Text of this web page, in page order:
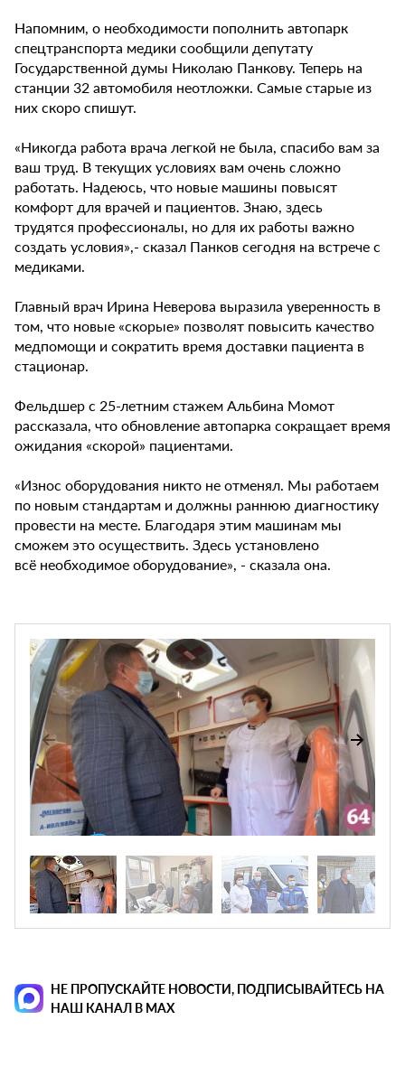
Напомним, о необходимости пополнить автопарк
спецтранспорта медики сообщили депутату
Государственной думы Николаю Панкову. Теперь на
станции 32 автомобиля неотложки. Самые старые из
них скоро спишут.
«Никогда работа врача легкой не была, спасибо вам за
ваш труд. В текущих условиях вам очень сложно
работать. Надеюсь, что новые машины повысят
комфорт для врачей и пациентов. Знаю, здесь
трудятся профессионалы, но для их работы важно
создать условия»,- сказал Панков сегодня на встрече с
медиками.
Главный врач Ирина Неверова выразила уверенность в
том, что новые «скорые» позволят повысить качество
медпомощи и сократить время доставки пациента в
стационар.
Фельдшер с 25-летним стажем Альбина Момот
рассказала, что обновление автопарка сокращает время
ожидания «скорой» пациентами.
«Износ оборудования никто не отменял. Мы работаем
по новым стандартам и должны раннюю диагностику
провести на месте. Благодаря этим машинам мы
сможем это осуществить. Здесь установлено
всё необходимое оборудование», - сказала она.
НЕ ПРОПУСКАЙТЕ НОВОСТИ, ПОДПИСЫВАЙТЕСЬ НА
НАШ КАНАЛ В MAX